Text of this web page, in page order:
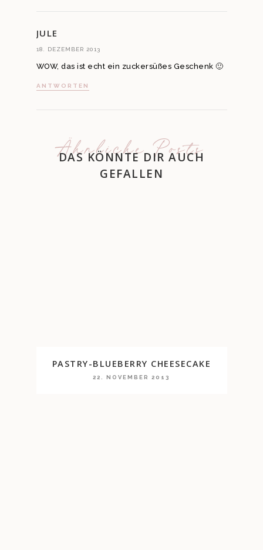
JULE
18. DEZEMBER 2013
WOW, das ist echt ein zuckersüßes Geschenk 🙂
ANTWORTEN
Ähnliche Posts
DAS KÖNNTE DIR AUCH
GEFALLEN
PASTRY-BLUEBERRY CHEESECAKE
22. NOVEMBER 2013